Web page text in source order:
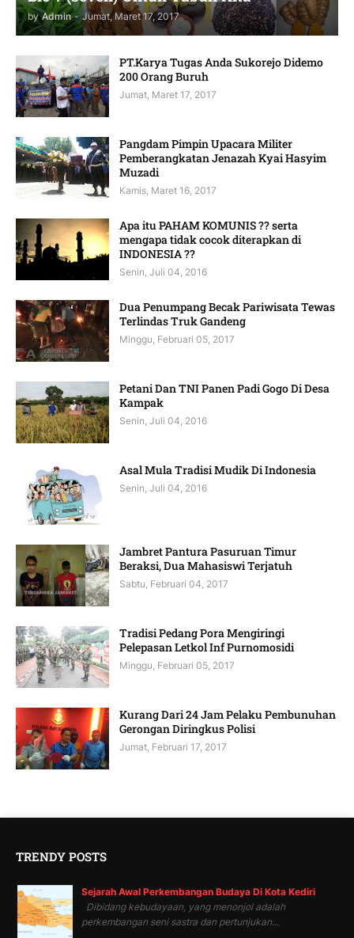
by Admin - Jumat, Maret 17, 2017
PT.Karya Tugas Anda Sukorejo Didemo
200 Orang Buruh
Jumat, Maret 17, 2017
Pangdam Pimpin Upacara Militer
Pemberangkatan Jenazah Kyai Hasyim
Muzadi
Kamis, Maret 16, 2017
Apa itu PAHAM KOMUNIS ?? serta
mengapa tidak cocok diterapkan di
INDONESIA ??
Senin, Juli 04, 2016
Dua Penumpang Becak Pariwisata Tewas
Terlindas Truk Gandeng
Minggu, Februari 05, 2017
Petani Dan TNI Panen Padi Gogo Di Desa
Kampak
Senin, Juli 04, 2016
Asal Mula Tradisi Mudik Di Indonesia
Senin, Juli 04, 2016
Jambret Pantura Pasuruan Timur
Beraksi, Dua Mahasiswi Terjatuh
Sabtu, Februari 04, 2017
Tradisi Pedang Pora Mengiringi
Pelepasan Letkol Inf Purnomosidi
Minggu, Februari 05, 2017
Kurang Dari 24 Jam Pelaku Pembunuhan
Gerongan Diringkus Polisi
Jumat, Februari 17, 2017
TRENDY POSTS
Sejarah Awal Perkembangan Budaya Di Kota Kediri
Dibidang kebudayaan, yang menonjol adalah
perkembangan seni sastra dan pertunjukan...